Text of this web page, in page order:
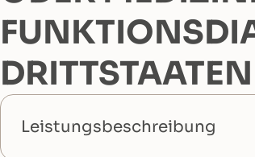
Leistungsbeschreibung